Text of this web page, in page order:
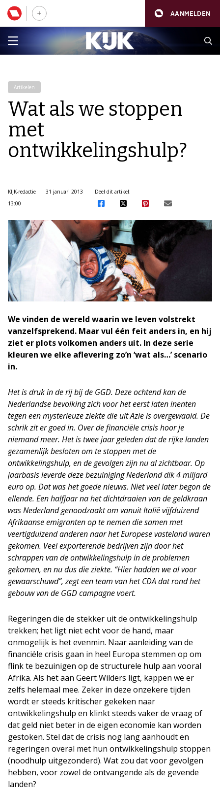
AANMELDEN
Artikelen
Wat als we stoppen
met
ontwikkelingshulp?
KIJK-redactie
31 januari 2013
13:00
Deel dit artikel:
We vinden de wereld waarin we leven volstrekt
vanzelfsprekend. Maar vul één feit anders in, en hij
ziet er plots volkomen anders uit. In deze serie
kleuren we elke aflevering zo’n ‘wat als…’ scenario
in.
Het is druk in de rij bij de GGD. Deze ochtend kan de
Nederlandse bevolking zich voor het eerst laten inenten
tegen een mysterieuze ziekte die uit Azië is overgewaaid. De
schrik zit er goed in. Over de financiële crisis hoor je
niemand meer. Het is twee jaar geleden dat de rijke landen
gezamenlijk besloten om te stoppen met de
ontwikkelingshulp, en de gevolgen zijn nu al zichtbaar. Op
jaarbasis leverde deze bezuiniging Nederland dik 4 miljard
euro op. Dat was het goede nieuws. Niet veel later begon de
ellende. Een halfjaar na het dichtdraaien van de geldkraan
was Nederland genoodzaakt om vanuit Italië vijfduizend
Afrikaanse emigranten op te nemen die samen met
veertigduizend anderen naar het Europese vasteland waren
gekomen. Veel exporterende bedrijven zijn door het
schrappen van de ontwikkelingshulp in de problemen
gekomen, en nu dus die ziekte. “Hier hadden we al voor
gewaarschuwd”, zegt een team van het CDA dat rond het
gebouw van de GGD campagne voert.
Regeringen die de stekker uit de ontwikkelingshulp
trekken; het ligt niet echt voor de hand, maar
onmogelijk is het evenmin. Naar aanleiding van de
financiële crisis gaan in heel Europa stemmen op om
flink te bezuinigen op de structurele hulp aan vooral
Afrika. Als het aan Geert Wilders ligt, kappen we er
zelfs helemaal mee. Zeker in deze onzekere tijden
wordt er steeds kritischer gekeken naar
ontwikkelingshulp en klinkt steeds vaker de vraag of
dat geld niet beter in de eigen economie kan worden
gestoken. Stel dat de crisis nog lang aanhoudt en
regeringen overal met hun ontwikkelingshulp stoppen
(noodhulp uitgezonderd). Wat zou dat voor gevolgen
hebben, voor zowel de ontvangende als de gevende
landen?